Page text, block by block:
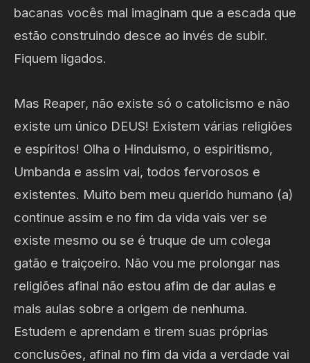
bacanas vocês mal imaginam que a escada que
estão construindo desce ao invés de subir.
Fiquem ligados.
Mas Reaper, não existe só o catolicismo e não
existe um único DEUS! Existem várias religiões
e espíritos! Olha o Hinduismo, o espiritismo,
Umbanda e assim vai, todos fervorosos e
existentes. Muito bem meu querido humano (a)
continue assim e no fim da vida vais ver se
existe mesmo ou se é truque de um colega
gatão e traiçoeiro. Não vou me prolongar nas
religiões afinal não estou afim de dar aulas e
mais aulas sobre a origem de nenhuma.
Estudem e aprendam e tirem suas próprias
conclusões, afinal no fim da vida a verdade vai